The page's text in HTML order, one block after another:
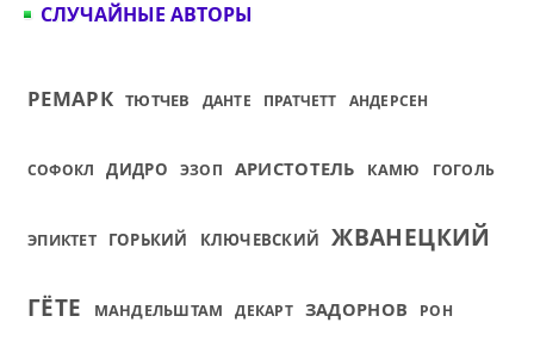
СЛУЧАЙНЫЕ АВТОРЫ
РЕМАРК ТЮТЧЕВ ДАНТЕ ПРАТЧЕТТ АНДЕРСЕН
СОФОКЛ ДИДРО ЭЗОП АРИСТОТЕЛЬ КАМЮ ГОГОЛЬ
ЭПИКТЕТ ГОРЬКИЙ КЛЮЧЕВСКИЙ ЖВАНЕЦКИЙ
ГЁТЕ МАНДЕЛЬШТАМ ДЕКАРТ ЗАДОРНОВ РОН